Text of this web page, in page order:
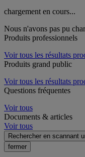
chargement en cours...
Nous n'avons pas pu
Produits professionnels
Voir tous les résultats
Produits grand public
Voir tous les résultats
Questions fréquentes
Voir tous
Documents & articles
Voir tous
Rechercher en scannant
fermer